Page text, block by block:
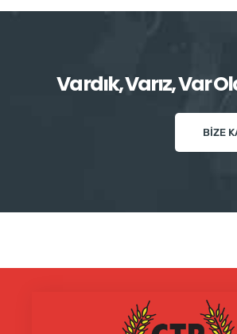
Vardık, Varız, Var
BIZE